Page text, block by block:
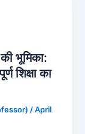
भूमिका:
शिक्षा का
/April